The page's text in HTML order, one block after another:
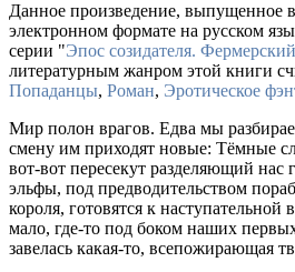
Данное произведение, выпущенное в
электронном формате на русском
серии "Эпос созидателя.
литературным жанром этой книги
Попаданцы, Роман, Эротическое
Мир полон врагов. Едва мы
смену им приходят новые: Тёмные
вот-вот пересекут разделяющий
эльфы, под предводительством
короля, готовятся к наступательной
мало, где-то под боком наших
завелась какая-то, всепожирающая